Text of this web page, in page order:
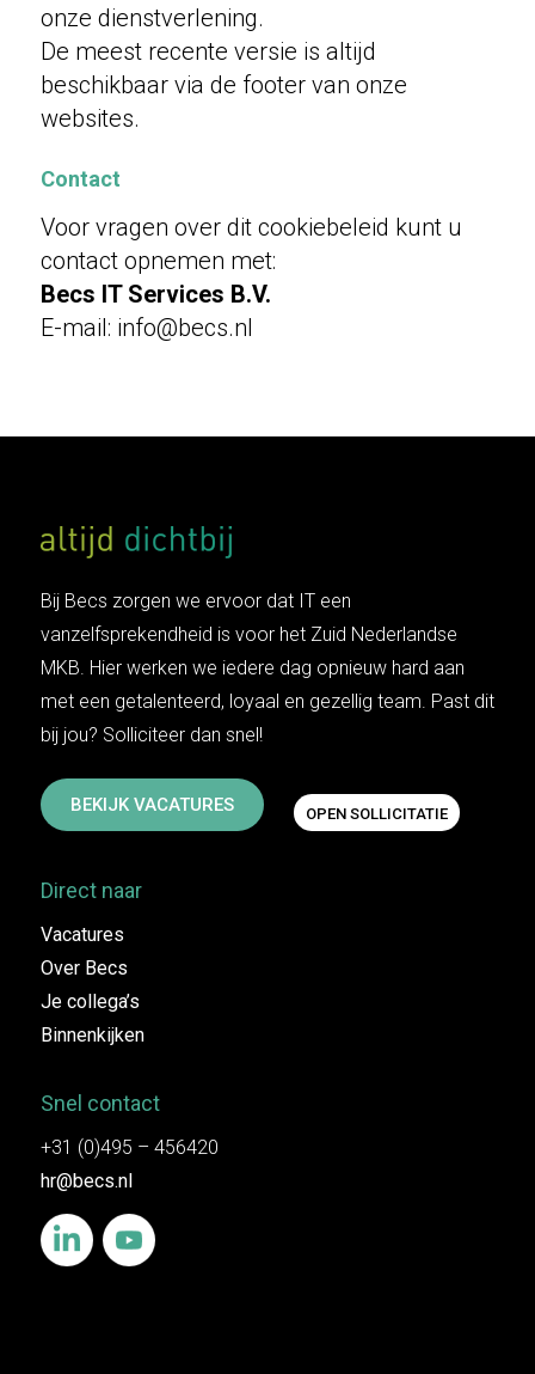
onze dienstverlening.
De meest recente versie is altijd
beschikbaar via de footer van onze
websites.
Contact
Voor vragen over dit cookiebeleid kunt u
contact opnemen met:
Becs IT Services B.V.
E-mail: info@becs.nl
Bij Becs zorgen we ervoor dat IT een
vanzelfsprekendheid is voor het Zuid Nederlandse
MKB. Hier werken we iedere dag opnieuw hard aan
met een getalenteerd, loyaal en gezellig team. Past dit
bij jou? Solliciteer dan snel!
BEKIJK VACATURES OPEN SOLLICITATIE
Direct naar
Vacatures
Over Becs
Je collega’s
Binnenkijken
Snel contact
+31 (0)495 – 456420
hr@becs.nl